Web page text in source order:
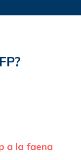
a la faena